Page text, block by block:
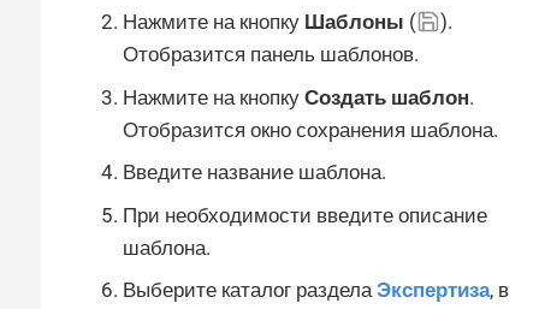
Нажмите на кнопку Шаблоны (
).
Отобразится панель шаблонов.
Нажмите на кнопку Создать шаблон.
Отобразится окно сохранения шаблона.
Введите название шаблона.
При необходимости введите описание
шаблона.
Выберите каталог разделаЭкспертиза, в